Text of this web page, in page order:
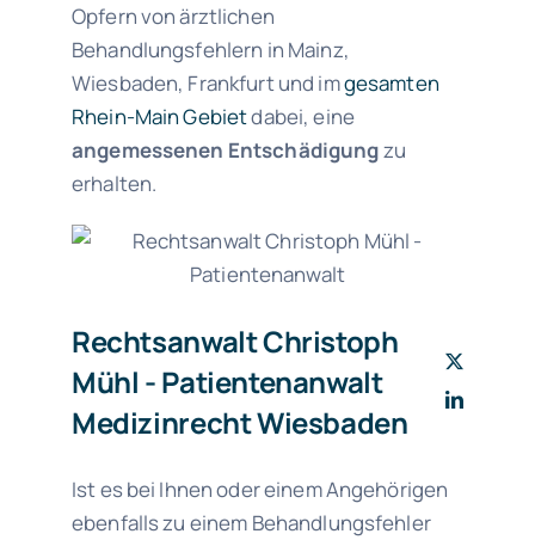
Opfern von ärztlichen
Behandlungsfehlern in Mainz,
Wiesbaden, Frankfurt und imgesamten
Rhein-Main Gebietdabei, eine
angemessenen Entschädigungzu
erhalten.
Rechtsanwalt Christoph
Mühl - Patientenanwalt
Medizinrecht Wiesbaden
Ist es bei Ihnen oder einem Angehörigen
ebenfalls zu einem Behandlungsfehler